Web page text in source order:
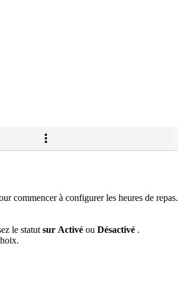
commencer à configurer les heures de repas.
le statut sur Activé ou Désactivé .